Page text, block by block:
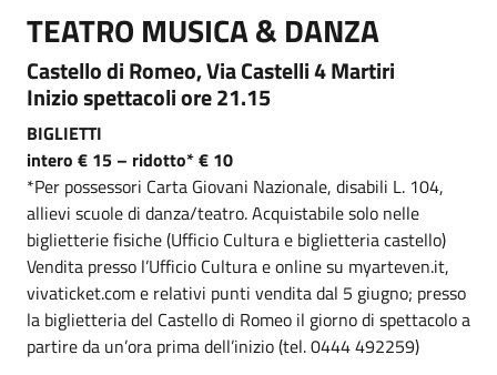
TEATRO MUSICA & DANZA
Castello di Romeo, Via Castelli 4 Martiri
Inizio spettacoli ore 21.15
BIGLIETTI
intero € 15 – ridotto* € 10
*Per possessori Carta Giovani Nazionale, disabili L. 104,
allievi scuole di danza/teatro. Acquistabile solo nelle
biglietterie fisiche (Ufficio Cultura e biglietteria castello)
Vendita presso l’Ufficio Cultura e online su myarteven.it,
vivaticket.com e relativi punti vendita dal 5 giugno; presso
la biglietteria del Castello di Romeo il giorno di spettacolo a
partire da un’ora prima dell’inizio (tel. 0444 492259)